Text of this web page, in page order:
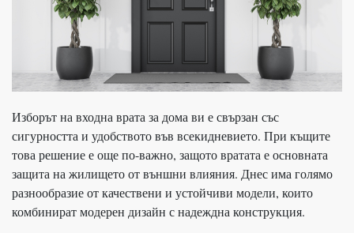
Изборът на входна врата за дома ви е свързан със
сигурността и удобството във всекидневието. При къщите
това решение е още по-важно, защото вратата е основната
защита на жилището от външни влияния. Днес има голямо
разнообразие от качествени и устойчиви модели, които
комбинират модерен дизайн с надеждна конструкция.